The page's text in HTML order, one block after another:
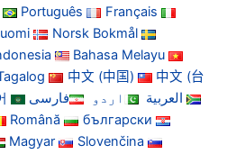
Português
Français
Norsk Bokmål
Bahasa Melayu
中文 (中国)
中文 (台
العربية اردو
فارسی
Română
български
Magyar
Slovenčina